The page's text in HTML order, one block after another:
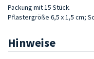
Packung mit 15 Stück.
Pflastergröße 6,5 x 1,5 cm;
Hinweise